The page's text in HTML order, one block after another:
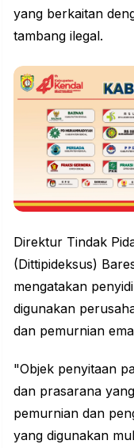
yang berkaitan
tambang ilegal.
Direktur Tindak
(Dittipideksus)
mengatakan
digunakan
dan pemurnian
"Objek penyitaan
dan prasarana
pemurnian dan
yang digunakan